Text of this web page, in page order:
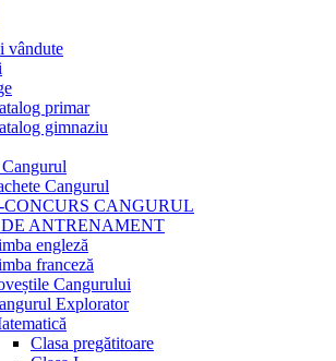
vândute
primar
gimnaziu
Cangurul
CONCURS CANGURUL
ANTRENAMENT
engleză
franceză
Cangurului
Explorator
Clasa pregătitoare